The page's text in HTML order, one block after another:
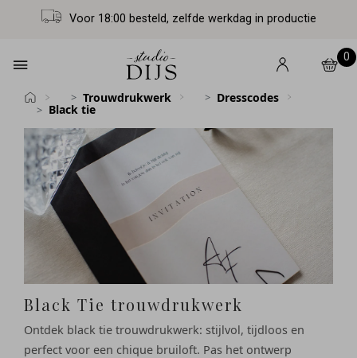
Voor 18:00 besteld, zelfde werkdag in productie
0
Trouwdrukwerk
Dresscodes
Black tie
Black Tie trouwdrukwerk
Ontdek black tie trouwdrukwerk: stijlvol, tijdloos en
perfect voor een chique bruiloft. Pas het ontwerp